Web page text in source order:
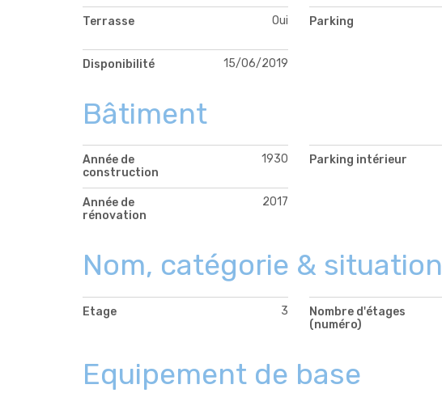
Terrasse Oui Parking
Disponibilité 15/06/2019
Bâtiment
Année de
construction
1930 Parking intérieur
Année de
rénovation
2017
Nom, catégorie & situation
Etage 3
Nombre d'étages
(numéro)
Equipement de base